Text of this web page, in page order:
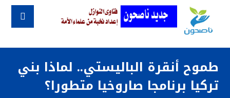
طموح أنقرة الباليستي.. لماذا بني
تركيا برنامجا صاروخيا متطورا؟